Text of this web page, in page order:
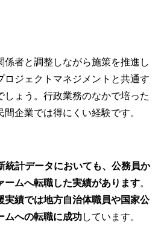
。
計画立案
理
ます。
ング
ネジメント
業化に向け
● 得ること
ル・経験
・既存業務
からの新規
支援の経験
験
係者と調整しながら施策を推進し
ロジェクトマネジメントと共通す
しょう。行政業務のなかで培った
企業では得にくい経験です。
統計データにおいても、公務員か
ームへ転職した実績があります。
実績では地方自治体職員や国家公
ムへの転職に成功しています。